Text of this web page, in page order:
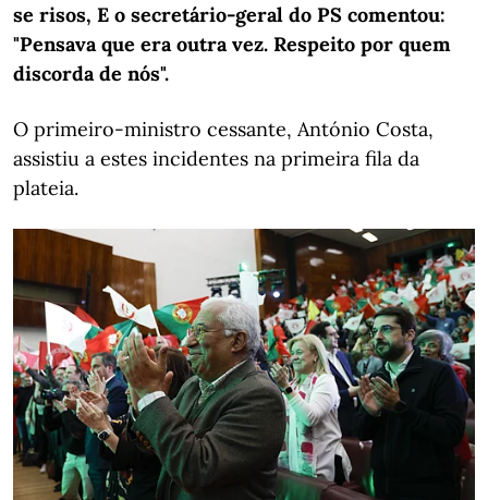
se risos, E o secretário-geral do PS comentou:
"Pensava que era outra vez. Respeito por quem
discorda de nós".
O primeiro-ministro cessante, António Costa,
assistiu a estes incidentes na primeira fila da
plateia.